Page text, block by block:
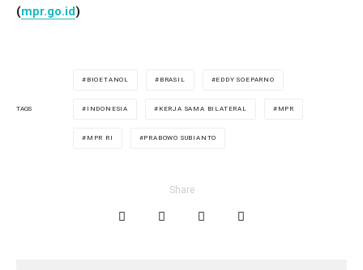
(mpr.go.id)
TAGS
BIOETANOL BRASIL EDDY SOEPARNO
INDONESIA KERJA SAMA BILATERAL MPR
MPR RI PRABOWO SUBIANTO
Share